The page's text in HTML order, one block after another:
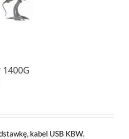
kabel USB KBW.